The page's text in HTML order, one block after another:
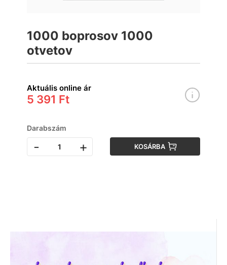
1000 boprosov 1000
otvetov
Aktuális online ár
5 391 Ft
Darabszám
- + KOSÁRBA